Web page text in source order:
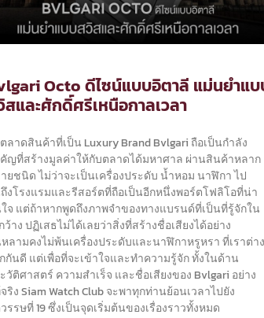
Octo ดีไซน์แบบอิตาลี แม่นยำแ
สและศักดิ์ศรีเหนือกาลเวลา
ลาดสินค้าที่เป็น Luxury Brand Bvlgari ถือเป็นกำลัง
ญที่สร้างมูลค่าให้กับตลาดได้มหาศาล ผ่านสินค้าหลาก
ยชนิด ไม่ว่าจะเป็นเครื่องประดับ น้ำหอม นาฬิกา ไป
งโรงแรมและรีสอร์ตที่ถือเป็นอีกหนึ่งพอร์ตโฟลิโอที่น่า
จ แต่ถ้าหากพูดถึงภาพจำของทางแบรนด์ที่เป็นที่รู้จักใน
ว้าง ปฏิเสธไม่ได้เลยว่าสิ่งที่สร้างชื่อเสียงได้อย่าง
ลามคงไม่พ้นเครื่องประดับและนาฬิกาหรูหรา ที่เราต่าง
กันดี แต่เพื่อที่จะเข้าใจและทำความรู้จัก ทั้งในด้าน
วัติศาสตร์ ความสำเร็จ และชื่อเสียงของ Bvlgari อย่าง
ริง Siam Watch Club จะพาทุกท่านย้อนเวลาไปยัง
รรษที่ 19 ซึ่งเป็นจุดเริ่มต้นของเรื่องราวทั้งหมด